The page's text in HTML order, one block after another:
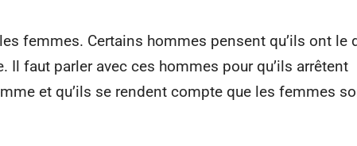
femmes. Certains hommes pensent qu’ils ont le
Il faut parler avec ces hommes pour qu’ils arrêtent
et qu’ils se rendent compte que les femmes